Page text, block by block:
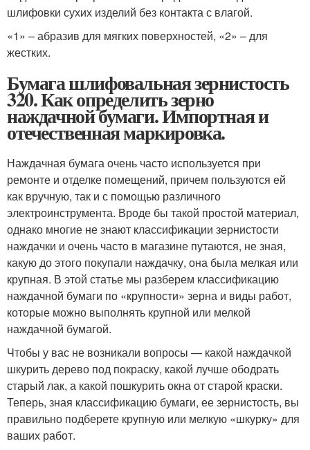
шлифовки сухих изделий без контакта с влагой.
«1» – абразив для мягких поверхностей, «2» – для
жестких.
Бумага шлифовальная зернистость
320. Как определить зерно
наждачной бумаги. Импортная и
отечественная маркировка.
Наждачная бумага очень часто используется при
ремонте и отделке помещений, причем пользуются ей
как вручную, так и с помощью различного
электроинструмента. Вроде бы такой простой материал,
однако многие не знают классификации зернистости
наждачки и очень часто в магазине путаются, не зная,
какую до этого покупали наждачку, она была мелкая или
крупная. В этой статье мы разберем классификацию
наждачной бумаги по «крупности» зерна и виды работ,
которые можно выполнять крупной или мелкой
наждачной бумагой.
Чтобы у вас не возникали вопросы — какой наждачкой
шкурить дерево под покраску, какой лучше ободрать
старый лак, а какой пошкурить окна от старой краски.
Теперь, зная классификацию бумаги, ее зернистость, вы
правильно подберете крупную или мелкую «шкурку» для
ваших работ.